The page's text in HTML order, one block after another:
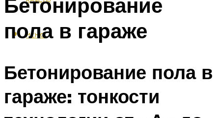
МЕНЮ
пола в гараже
Бетонирование пола в
гараже: тонкости